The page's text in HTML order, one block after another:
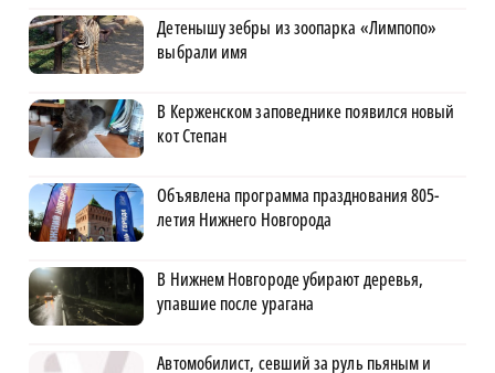
Детенышу зебры из зоопарка «Лимпопо»
выбрали имя
В Керженском заповеднике появился новый
кот Степан
Объявлена программа празднования 805-
летия Нижнего Новгорода
В Нижнем Новгороде убирают деревья,
упавшие после урагана
Автомобилист, севший за руль пьяным и